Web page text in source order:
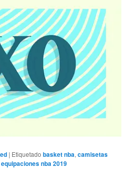
| Etiquetado basket nba,camisetas
equipaciones nba 2019